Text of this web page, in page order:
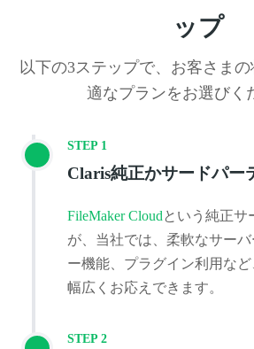
ップ
以下の3ステップで、お客さま
適なプランをお選びく
STEP 1
Claris純正かサードパー
FileMaker Cloud という純正サ
が、当社では、柔軟なサー
ー機能、プラグイン利用な
幅広くお応えできます。
STEP 2